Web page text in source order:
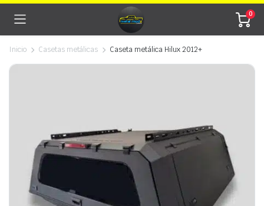
0
Inicio Casetas metálicas Caseta metálica Hilux 2012+